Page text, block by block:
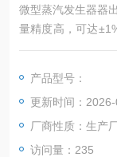
微型蒸汽发生器器
量精度高，可达
选，液态水蒸发量
产品型号：
更新时间：
厂商性质：生产
访问量：235